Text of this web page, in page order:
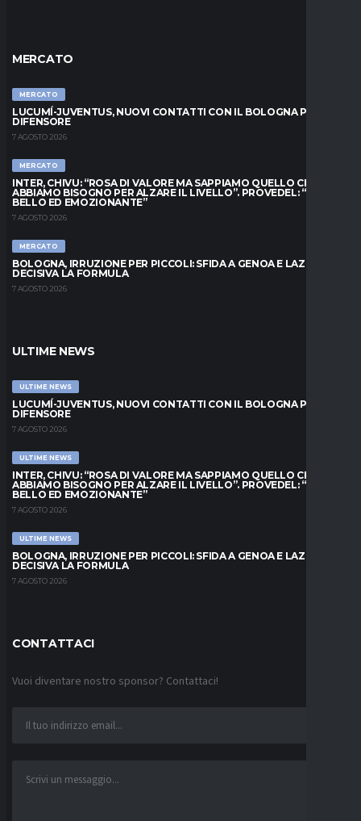
MERCATO
MERCATO
LUCUMÍ-JUVENTUS, NUOVI CONTATTI CON IL BOLOGNA PER IL
DIFENSORE
7 AGOSTO 2026
MERCATO
INTER, CHIVU: “ROSA DI VALORE MA SAPPIAMO QUELLO CHE
ABBIAMO BISOGNO PER ALZARE IL LIVELLO”. PROVEDEL: “MESE
BELLO ED EMOZIONANTE”
7 AGOSTO 2026
MERCATO
BOLOGNA, IRRUZIONE PER PICCOLI: SFIDA A GENOA E LAZIO,
DECISIVA LA FORMULA
7 AGOSTO 2026
ULTIME NEWS
ULTIME NEWS
LUCUMÍ-JUVENTUS, NUOVI CONTATTI CON IL BOLOGNA PER IL
DIFENSORE
7 AGOSTO 2026
ULTIME NEWS
INTER, CHIVU: “ROSA DI VALORE MA SAPPIAMO QUELLO CHE
ABBIAMO BISOGNO PER ALZARE IL LIVELLO”. PROVEDEL: “MESE
BELLO ED EMOZIONANTE”
7 AGOSTO 2026
ULTIME NEWS
BOLOGNA, IRRUZIONE PER PICCOLI: SFIDA A GENOA E LAZIO,
DECISIVA LA FORMULA
7 AGOSTO 2026
CONTATTACI
Vuoi diventare nostro sponsor? Contattaci!